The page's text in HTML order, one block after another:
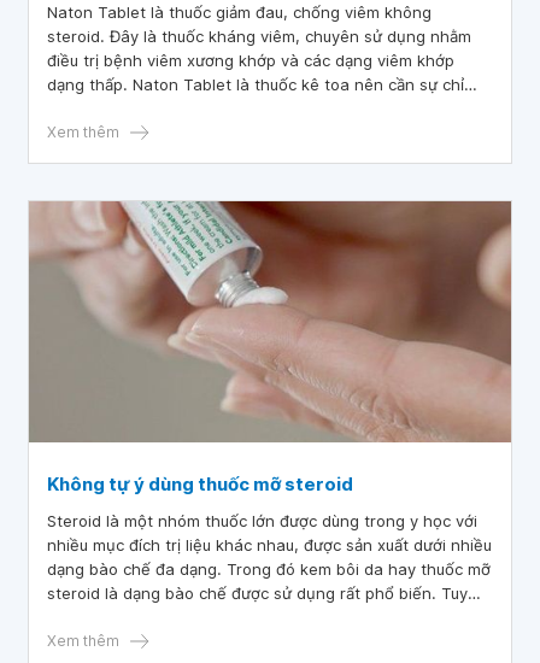
Naton Tablet là thuốc giảm đau, chống viêm không
steroid. Đây là thuốc kháng viêm, chuyên sử dụng nhằm
điều trị bệnh viêm xương khớp và các dạng viêm khớp
dạng thấp. Naton Tablet là thuốc kê toa nên cần sự chỉ
Xem thêm
Không tự ý dùng thuốc mỡ steroid
Steroid là một nhóm thuốc lớn được dùng trong y học với
nhiều mục đích trị liệu khác nhau, được sản xuất dưới nhiều
dạng bào chế đa dạng. Trong đó kem bôi da hay thuốc mỡ
steroid là dạng bào chế được sử dụng rất phổ biến. Tuy
tự ý dùng thuốc mỡ steroid.
Xem thêm